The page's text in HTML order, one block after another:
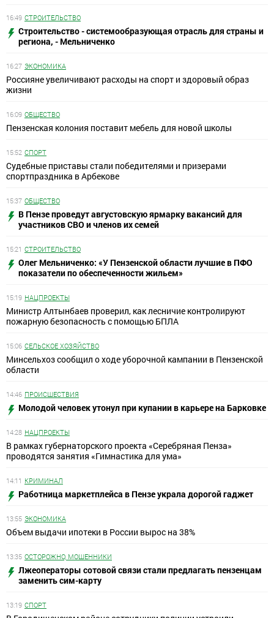
16:49 СТРОИТЕЛЬСТВО
Строительство - системообразующая отрасль для страны и
региона, - Мельниченко
16:27 ЭКОНОМИКА
Россияне увеличивают расходы на спорт и здоровый образ
жизни
16:09 ОБЩЕСТВО
Пензенская колония поставит мебель для новой школы
15:52 СПОРТ
Судебные приставы стали победителями и призерами
спортпраздника в Арбекове
15:37 ОБЩЕСТВО
В Пензе проведут августовскую ярмарку вакансий для
участников СВО и членов их семей
15:21 СТРОИТЕЛЬСТВО
Олег Мельниченко: «У Пензенской области лучшие в ПФО
показатели по обеспеченности жильем»
15:19 НАЦПРОЕКТЫ
Министр Алтынбаев проверил, как лесничие контролируют
пожарную безопасность с помощью БПЛА
15:06 СЕЛЬСКОЕ ХОЗЯЙСТВО
Минсельхоз сообщил о ходе уборочной кампании в Пензенской
области
14:46 ПРОИСШЕСТВИЯ
Молодой человек утонул при купании в карьере на Барковке
14:28 НАЦПРОЕКТЫ
В рамках губернаторского проекта «Серебряная Пенза»
проводятся занятия «Гимнастика для ума»
14:11 КРИМИНАЛ
Работница маркетплейса в Пензе украла дорогой гаджет
13:55 ЭКОНОМИКА
Объем выдачи ипотеки в России вырос на 38%
13:35 ОСТОРОЖНО, МОШЕННИКИ
Лжеоператоры сотовой связи стали предлагать пензенцам
заменить сим-карту
13:19 СПОРТ